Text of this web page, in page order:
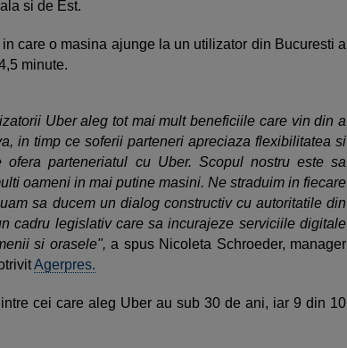
si de Est.
care o masina ajunge la un utilizator din Bucuresti a
minute.
Uber aleg tot mai mult beneficiile care vin din a
in timp ce soferii parteneri apreciaza flexibilitatea si
ofera parteneriatul cu Uber. Scopul nostru este sa
oameni in mai putine masini. Ne straduim in fiecare
sa ducem un dialog constructiv cu autoritatile din
cadru legislativ care sa incurajeze serviciile digitale
si orasele", a spus Nicoleta Schroeder, manager
Agerpres.
cei care aleg Uber au sub 30 de ani, iar 9 din 10